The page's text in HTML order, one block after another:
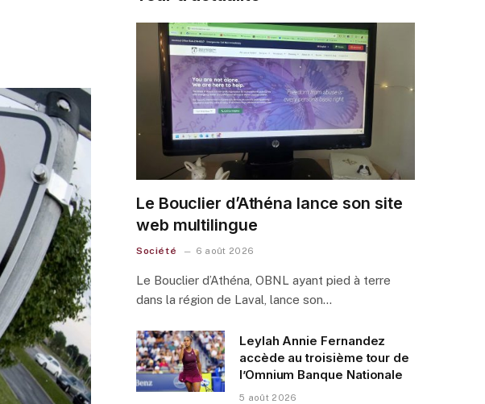
Le Bouclier d’Athéna lance son site
web multilingue
Société 6 août 2026
Le Bouclier d’Athéna, OBNL ayant pied à terre
dans la région de Laval, lance son…
Leylah Annie Fernandez
accède au troisième tour de
l’Omnium Banque Nationale
5 août 2026